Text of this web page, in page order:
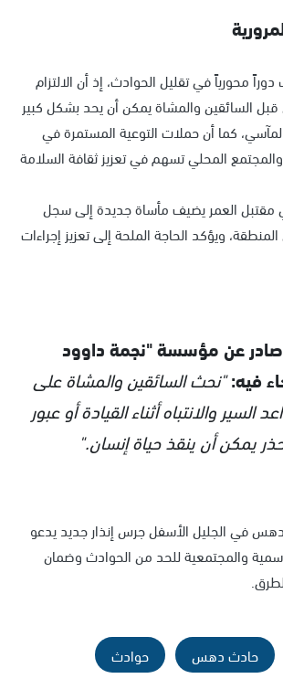
دوراً محورياً في تقليل الحوادث، إذ أن الالتزام
قبل السائقين والمشاة يمكن أن يحد بشكل كبير
كما أن حملات التوعية المستمرة في
المحلي تسهم في تعزيز ثقافة السلامة
مقتبل العمر يضيف مأساة جديدة إلى سجل
ويؤكد الحاجة الملحة إلى تعزيز إجراءات
عن مؤسسة "نجمة داوود
فيه:"نحث السائقين والمشاة على
السير والانتباه أثناء القيادة أو عبور
يمكن أن ينقذ حياة إنسان."
في الجليل الأسفل جرس إنذار جديد يدعو
والمجتمعية للحد من الحوادث وضمان
حادث دهس حوادث